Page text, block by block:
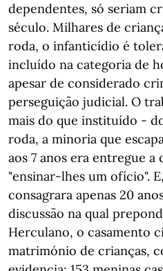
dependentes, só seriam
século. Milhares de
roda, o infanticídio é
incluído na categoria de
apesar de considerado
perseguição judicial. O
mais do que instituído -
roda, a minoria que
aos 7 anos era entregue a
"ensinar-lhes um ofício".
consagrara apenas 20
discussão na qual
Herculano, o casamento
matrimónio de crianças,